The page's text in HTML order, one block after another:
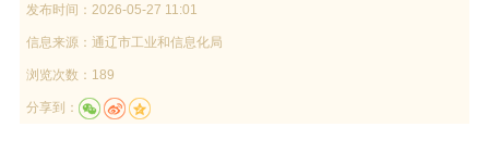
发布时间： 2026-05-27 11:01
信息来源： 通辽市工业和信息化局
浏览次数：189
分享到：